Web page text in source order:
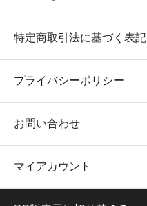
特定商取引法に基づく表記
プライバシーポリシー
お問い合わせ
マイアカウント